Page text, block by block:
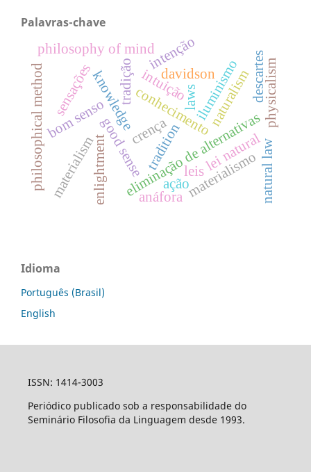
Palavras-chave
conhecimento
eliminação de alternativas
knowledge
bom senso
tradição
leislei natural
iluminismo
good sensetradition
laws
natural law
enlightment
philosophical method physicalism
materialism
naturalism
philosophy of mind
materialismo
intuição
davidson
ação
crença
intenção descartes
sensações
anáfora
Idioma
Português (Brasil)
English
ISSN: 1414-3003
Periódico publicado sob a responsabilidade do
Seminário Filosofia da Linguagem desde 1993.